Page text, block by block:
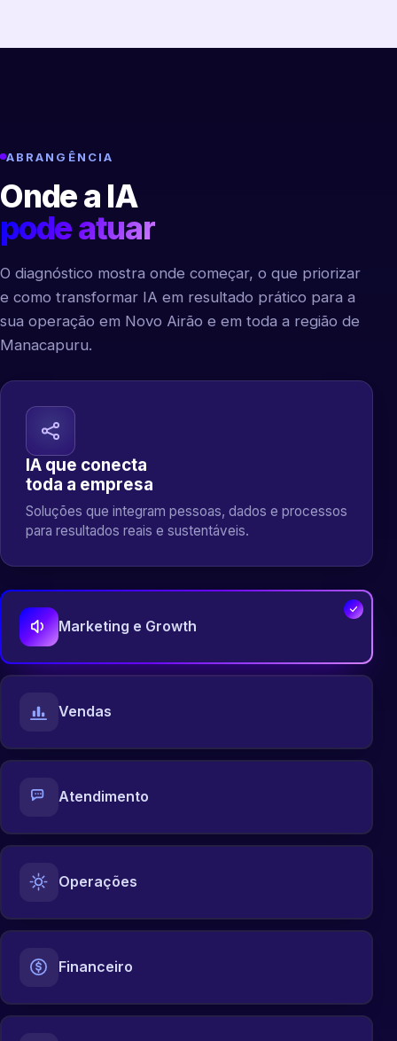
ABRANGÊNCIA
Onde a IA
pode atuar
O diagnóstico mostra onde começar, o que priorizar
e como transformar IA em resultado prático para a
sua operação em Novo Airão e em toda a região de
Manacapuru.
IA que conecta
toda a empresa
Soluções que integram pessoas, dados e processos
para resultados reais e sustentáveis.
Marketing e Growth
Vendas
Atendimento
Operações
Financeiro